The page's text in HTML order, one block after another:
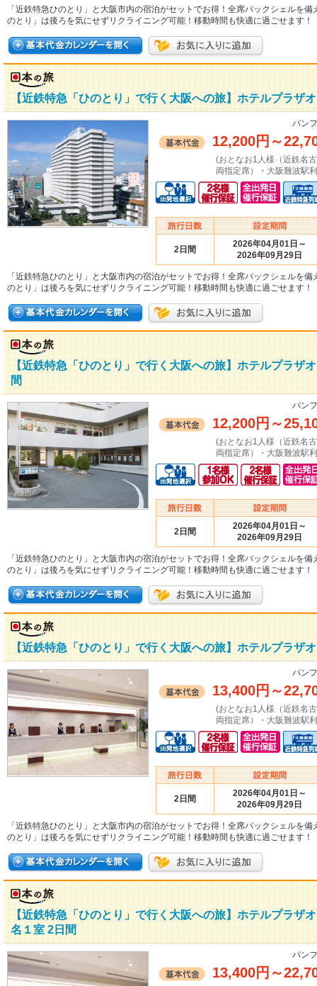
「近鉄特急ひのとり」と大阪市内の宿泊がセットでお得！全席バックシェルを備
のとり」は後ろを気にせずリクライニング可能！移動時間も快適に過ごせます！
【近鉄特急「ひのとり」で行く大阪への旅】ホテルプラ
パン
12,200円 ～
(おとなお1人様（近鉄名
両指定席）・大阪難波駅
2日間
2026年04月01日～
2026年09月29日
「近鉄特急ひのとり」と大阪市内の宿泊がセットでお得！全席バックシェルを備
のとり」は後ろを気にせずリクライニング可能！移動時間も快適に過ごせます！
【近鉄特急「ひのとり」で行く大阪への旅】ホテルプラ
間
パン
12,200円 ～
(おとなお1人様（近鉄名
両指定席）・大阪難波駅
2日間
2026年04月01日～
2026年09月29日
「近鉄特急ひのとり」と大阪市内の宿泊がセットでお得！全席バックシェルを備
のとり」は後ろを気にせずリクライニング可能！移動時間も快適に過ごせます！
【近鉄特急「ひのとり」で行く大阪への旅】ホテルプラ
パン
13,400円 ～
(おとなお1人様（近鉄名
両指定席）・大阪難波駅
2日間
2026年04月01日～
2026年09月29日
「近鉄特急ひのとり」と大阪市内の宿泊がセットでお得！全席バックシェルを備
のとり」は後ろを気にせずリクライニング可能！移動時間も快適に過ごせます！
【近鉄特急「ひのとり」で行く大阪への旅】ホテルプラ
名１室 2日間
パン
13,400円 ～